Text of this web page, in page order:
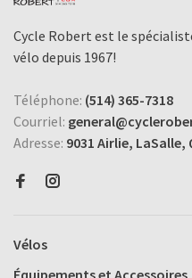
Cycle Robert est le
vélo depuis 1967!
Téléphone: (514) 365-7318
Courriel:
Adresse: 9031 Airlie, LaSalle,
Vélos